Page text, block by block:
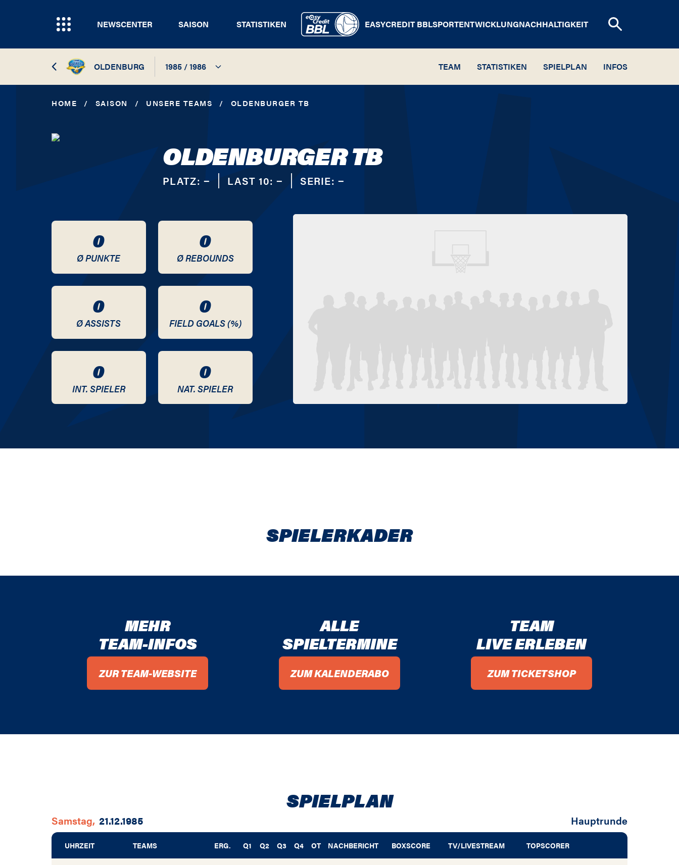
NEWSCENTER SAISON STATISTIKEN EASYCREDIT BBLSPORTENTWICKLUNGNACHHALTIGKEIT
OLDENBURG 1985 / 1986
2024 / 2025
2021 / 2022
2020 / 2021
2017 / 2018
2016 / 2017
2015 / 2016
2014 / 2015
2004 / 2005
2003 / 2004
2002 / 2003
TEAM STATISTIKEN SPIELPLAN INFOS
HOME / SAISON / UNSERE TEAMS / OLDENBURGER TB
OLDENBURGER TB
PLATZ: − LAST 10: − SERIE: −
0
Ø PUNKTE
0
Ø REBOUNDS
0
Ø ASSISTS
0
FIELD GOALS (%)
0
INT. SPIELER
0
NAT. SPIELER
SPIELER­KADER
MEHR
TEAM-INFOS
ZUR TEAM-WEBSITE
ALLE
SPIELTERMINE
ZUM KALENDERABO
TEAM
LIVE ERLEBEN
ZUM TICKETSHOP
SPIELPLAN
Samstag, 21.12.1985 Hauptrunde
UHRZEIT TEAMS ERG. Q1 Q2 Q3 Q4 OT NACHBERICHT BOXSCORE TV/LIVESTREAM TOPSCORER